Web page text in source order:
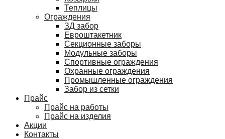
Теплицы
Ограждения
ЗД забор
Евроштакетник
Секционные заборы
Модульные заборы
Спортивные ограждения
Охранные ограждения
Промышленные ограждения
Забор из сетки
Прайс
Прайс на работы
Прайс на изделия
Акции
Контакты